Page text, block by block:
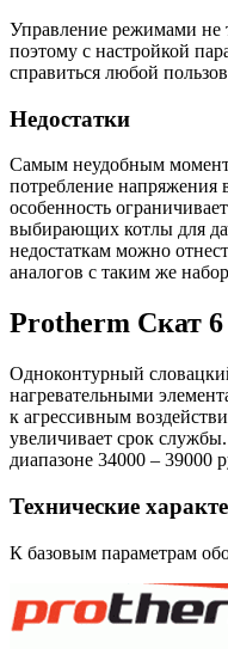
Управление режимами не
поэтому с настройкой
справиться любой
Недостатки
Самым неудобным
потребление напряжения
особенность
выбирающих котлы для
недостаткам можно
аналогов с таким же
Protherm Скат
Одноконтурный
нагревательными
к агрессивным
увеличивает срок
диапазоне 34000 – 39000
Технические
К базовым параметрам